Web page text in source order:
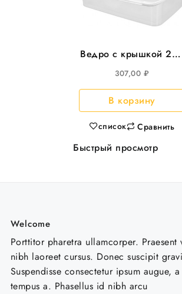
Ведро с крышкой 20л
прямоугольное
прозрачное 15шт/уп
307,00 ₽
В корзину
список Сравнить
Быстрый просмотр
Welcome
Porttitor pharetra ullamcorper. Praesent
nibh laoreet cursus. Donec suscipit
Suspendisse consectetur ipsum augue,
tempus a. Phasellus id nibh arcu